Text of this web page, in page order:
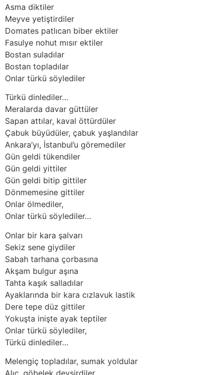
Asma diktiler
Meyve yetiştirdiler
Domates patlıcan biber ektiler
Fasulye nohut mısır ektiler
Bostan suladılar
Bostan topladılar
Onlar türkü söylediler
Türkü dinlediler…
Meralarda davar güttüler
Sapan attılar, kaval öttürdüler
Çabuk büyüdüler, çabuk yaşlandılar
Ankara’yı, İstanbul’u göremediler
Gün geldi tükendiler
Gün geldi yittiler
Gün geldi bitip gittiler
Dönmemesine gittiler
Onlar ölmediler,
Onlar türkü söylediler…
Onlar bir kara şalvarı
Sekiz sene giydiler
Sabah tarhana çorbasına
Akşam bulgur aşına
Tahta kaşık salladılar
Ayaklarında bir kara cızlavuk lastik
Dere tepe düz gittiler
Yokuşta inişte ayak teptiler
Onlar türkü söylediler,
Türkü dinlediler…
Melengiç topladılar, sumak yoldular